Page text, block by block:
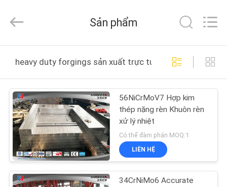
CÁC
SẢN
PHẨM
VIDEO
XUAN
CO.,LTD.
Sản phẩm
heavy duty forgings sản xuất trực tuyến
56NiCrMoV7 Hợp kim
thép nặng rèn Khuôn rèn
xử lý nhiệt
Có thể đàm phán MOQ:1
LIÊN HỆ
34CrNiMo6 Accurate